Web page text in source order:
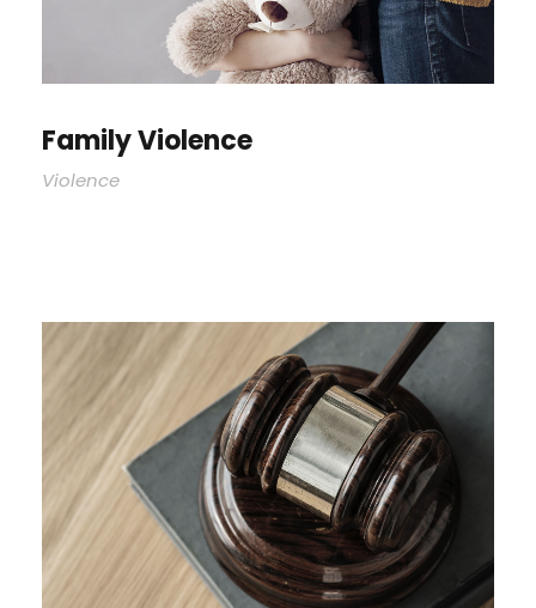
Family Violence
Violence